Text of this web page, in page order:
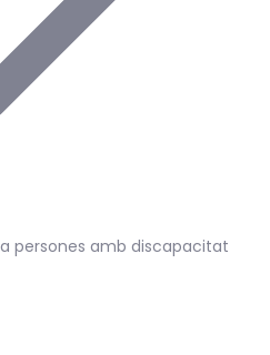
persones amb discapacitat